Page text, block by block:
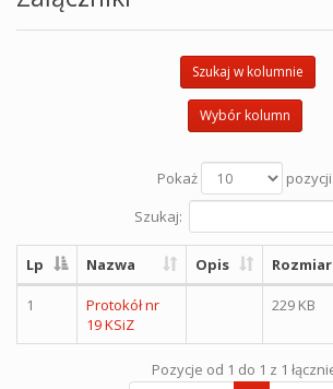
Szukaj w kolumnie
Wybór kolumn
Pokaż
pozycji
Szukaj:
Lp Nazwa Opis Rozmiar
1
Protokół nr
19 KSiZ
229 KB
Pozycje od 1 do 1 z 1